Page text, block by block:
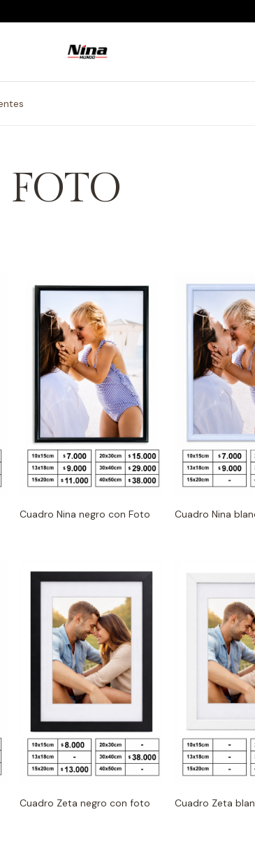
Cuadro Nina negro con Foto Cuadro Nina
Cuadro Zeta negro con foto Cuadro Zeta